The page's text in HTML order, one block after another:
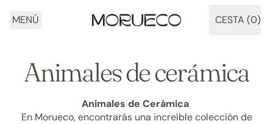
MENÚ CESTA (0)
ARTÍCULOS
Animales de cerámica
Animales de Cerámica
En Morueco, encontrarás una increíble colección de